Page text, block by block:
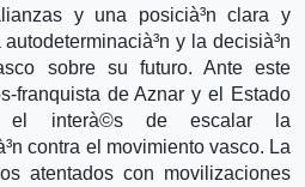
y una posicià³n clara y
y la decisià³n
sobre su futuro. Ante este
franquista de Aznar y el Estado
el interà©s de escalar la
contra el movimiento vasco. La
atentados con movilizaciones